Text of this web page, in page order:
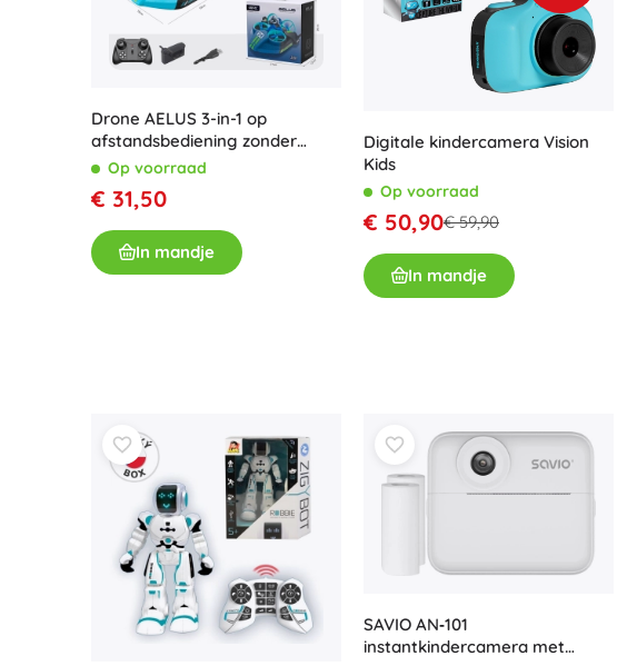
Drone AELUS 3-in-1 op
afstandsbediening zonder
camera
Op voorraad
€ 31,50
In mandje
Digitale kindercamera Vision
Kids
Op voorraad
€ 50,90€ 59,90
In mandje
SAVIO AN‑101
instantkindercamera met